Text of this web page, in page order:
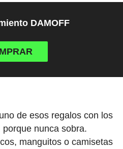
DAMOFF
de esos regalos con los
nunca sobra.
manguitos o camisetas